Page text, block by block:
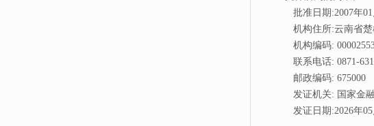
批准日期:2007年01
机构住所:云南省
机构编码:
联系电话: 0871-
邮政编码: 675000
发证机关: 国家金
发证日期:2026年05